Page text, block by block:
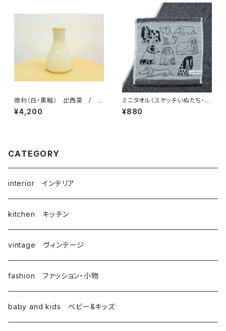
徳利（白・黒釉） 出西窯 /
柳宗理ディレクション出西窯シリ
ーズ
¥4,200
ミニタオル（スケッチいぬたち・ガ
ーゼ） ／ Lisa Larson リ
サ・ラーソン
¥880
CATEGORY
interior インテリア
kitchen キッチン
vintage ヴィンテージ
fashion ファッション・小物
baby and kids ベビー&キッズ